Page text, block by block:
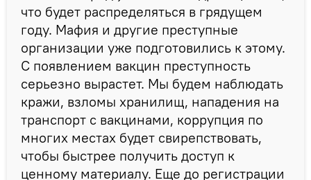
что будет распределяться в грядущем
году. Мафия и другие преступные
организации уже подготовились к этому.
С появлением вакцин преступность
серьезно вырастет. Мы будем наблюдать
кражи, взломы хранилищ, нападения на
транспорт с вакцинами, коррупция по
многих местах будет свирепствовать,
чтобы быстрее получить доступ к
ценному материалу. Еще до регистрации